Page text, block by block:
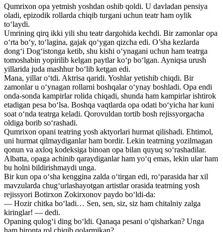
Qumrixon opa yetmish yoshdan oshib qoldi. U davladan pensiya
oladi, epizodik rollarda chiqib turgani uchun teatr ham oylik
to‘laydi.
Umrining qirq ikki yili shu teatr dargohida kechdi. Bir zamonlar opa
o‘rta bo‘y, to‘lagina, gajak qo‘ygan qizcha edi. O’sha kezlarda
dong‘i Dog‘istonga ketib, shu kishi o‘ynagani uchun ham teatrga
tomoshabin yopirilib kelgan paytlar ko‘p bo‘lgan. Ayniqsa urush
yillarida juda mashhur bo‘lib ketgan edi.
Mana, yillar o‘tdi. Aktrisa qaridi. Yoshlar yetishib chiqdi. Bir
zamonlar u o‘ynagan rollarni boshqalar o‘ynay boshladi. Opa endi
onda-sonda kampirlar rolida chiqadi, shunda ham kampirlar ishtirok
etadigan pesa bo‘lsa. Boshqa vaqtlarda opa odati bo‘yicha har kuni
soat o‘nda teatrga keladi. Qorovuldan tortib bosh rejissyorgacha
oldiga borib so‘rashadi.
Qumrixon opani teatring yosh aktyorlari hurmat qilishadi. Ehtimol,
uni hurmat qilmaydiganlar ham bordir. Lekin teatrning yozilmagan
qonun va axloq kodeksiga binoan opa bilan quyuq so‘rashadilar.
Albatta, opaga achinib qaraydiganlar ham yo‘q emas, lekin ular ham
bu holni bildirishmaydi unga.
Bir kun opa o‘sha kenggina zalda o‘tirgan edi, ro‘parasida har xil
mavzularda chug‘urlashayotgan artistlar orasida teatrning yosh
rejissyori Botirxon Zokirxonov paydo bo‘ldi-da:
— Hozir chitka bo‘ladi… Sen, sen, siz, siz ham chitalniy zalga
kiringlar! — dedi.
Opaning qulog‘i ding bo‘ldi. Qanaqa pesani o‘qisharkan? Unga